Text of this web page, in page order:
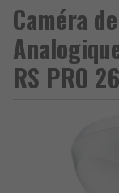
Caméra
RS PRO